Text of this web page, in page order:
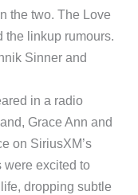
the two. The Love
the linkup rumours.
Sinner and
in a radio
Grace Ann and
on SiriusXM’s
were excited to
dropping subtle